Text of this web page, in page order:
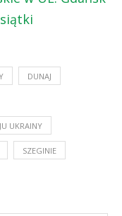
DUNAJ
UKRAINY
SZEGINIE